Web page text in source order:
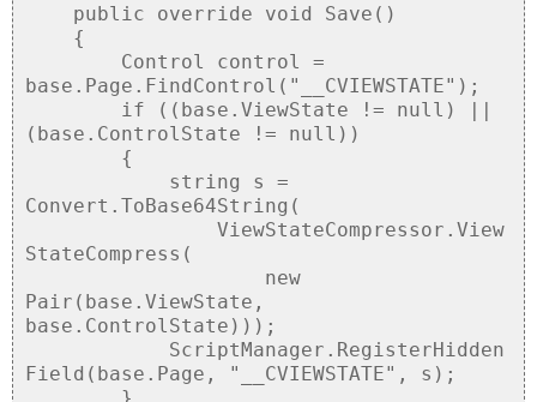
public override void Save()
{
Control control =
base.Page.FindControl("__CVIEWSTATE");
if ((base.ViewState != null) ||
(base.ControlState != null))
{
string s =
Convert.ToBase64String(
ViewStateCompressor.View
StateCompress(
new
Pair(base.ViewState,
base.ControlState)));
ScriptManager.RegisterHidden
Field(base.Page, "__CVIEWSTATE", s);